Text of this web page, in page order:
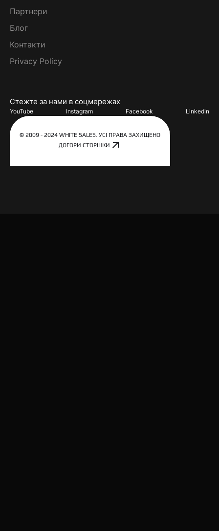
Партнери
Блог
Контакти
Privacy Policy
Стежте за нами в соцмережах
YouTube Instagram Facebook Linkedin
© 2009 - 2024 WHITE SALES. УСІ ПРАВА ЗАХИЩЕНО
ДОГОРИ СТОРІНКИ